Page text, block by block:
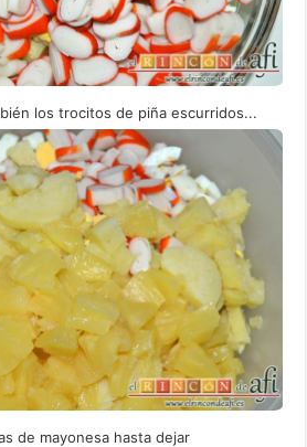
los trocitos de piña escurridos...
de mayonesa hasta dejar